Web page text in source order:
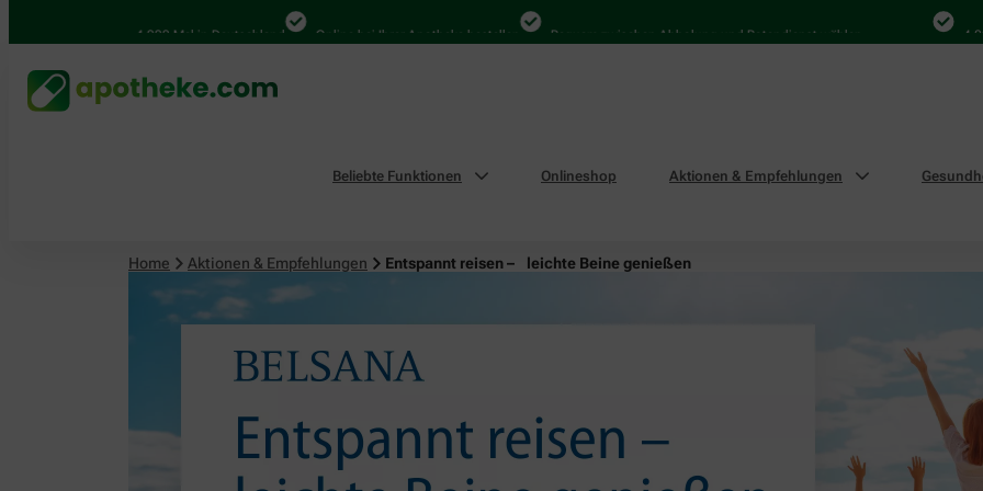
4.000 Mal in Deutschland Online bei Ihrer Apotheke bestellen Bequem zwischen Abholung und Botendienst wählen 4.000 Mal
Beliebte Funktionen Onlineshop Aktionen & Empfehlungen
Home Aktionen & Empfehlungen Entspannt reisen – leichte Beine genießen